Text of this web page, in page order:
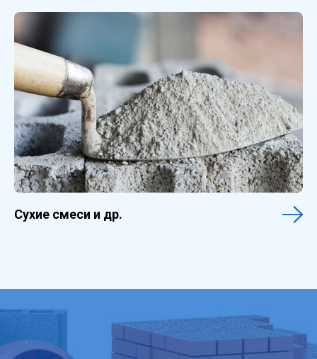
Сухие смеси и др.